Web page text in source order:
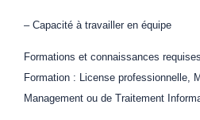
– Capacité à travailler en équipe
Formations et connaissances requises
Formation : License professionnelle,
Management ou de Traitement